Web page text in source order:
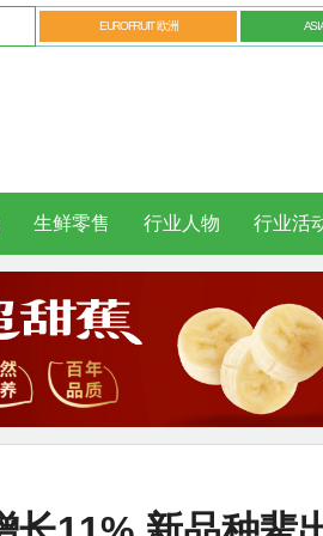
EUROFRUIT 欧洲
生鲜零售 行业人物 行业活